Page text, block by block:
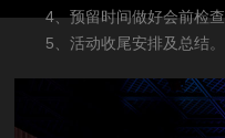
4、预留时间做好会前检
5、活动收尾安排及总结。